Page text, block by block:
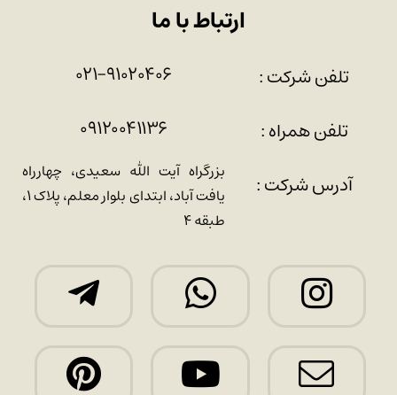
ارتباط با ما
تلفن شرکت :
۰۲۱-۹۱۰۲۰۴۰۶
تلفن همراه :
۰۹۱۲۰۰۴۱۱۳۶
آدرس شرکت :
بزرگراه آیت الله سعیدی، چهارراه
یافت آباد، ابتدای بلوار معلم، پلاک ۱،
طبقه ۴